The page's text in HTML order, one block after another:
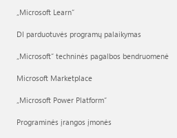
„Microsoft Learn“
DI parduotuvės programų palaikymas
„Microsoft“ techninės pagalbos bendruomenė
Microsoft Marketplace
„Microsoft Power Platform“
Programinės įrangos įmonės